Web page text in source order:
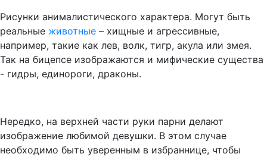
Рисунки анималистического характера. Могут быть
реальные животные – хищные и агрессивные,
например, такие как лев, волк, тигр, акула или змея.
Так на бицепсе изображаются и мифические существа
- гидры, единороги, драконы.
Нередко, на верхней части руки парни делают
изображение любимой девушки. В этом случае
необходимо быть уверенным в избраннице, чтобы